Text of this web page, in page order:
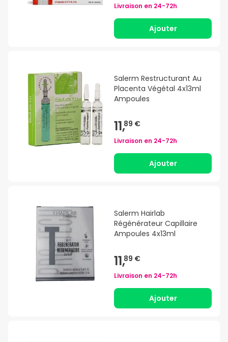
Livraison en 24-72h
Ajouter
Salerm Restructurant Au
Placenta Végétal 4x13ml
Ampoules
11,89 €
Livraison en 24-72h
Ajouter
Salerm Hairlab
Régénérateur Capillaire
Ampoules 4x13ml
11,89 €
Livraison en 24-72h
Ajouter